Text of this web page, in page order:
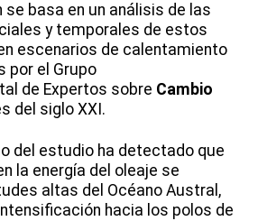
basa en un análisis de las
y temporales de estos
escenarios de calentamiento
por el Grupo
de Expertos sobre Cambio
del siglo XXI.
del estudio ha detectado que
la energía del oleaje se
altas del Océano Austral,
hacia los polos de